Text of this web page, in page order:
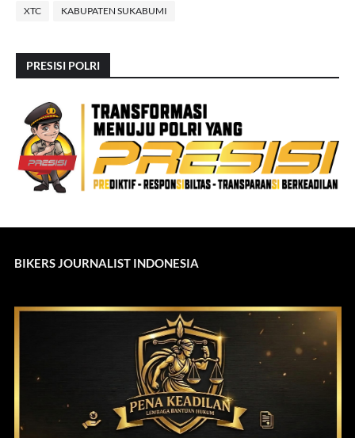
XTC KABUPATEN SUKABUMI
PRESISI POLRI
BIKERS JOURNALIST INDONESIA